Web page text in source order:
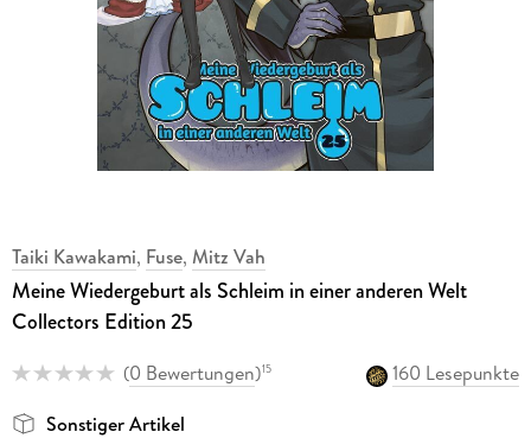
Taiki Kawakami, Fuse, Mitz Vah
Meine Wiedergeburt als Schleim in einer anderen Welt
Collectors Edition 25
(0 Bewertungen)15
160 Lesepunkte
Sonstiger Artikel